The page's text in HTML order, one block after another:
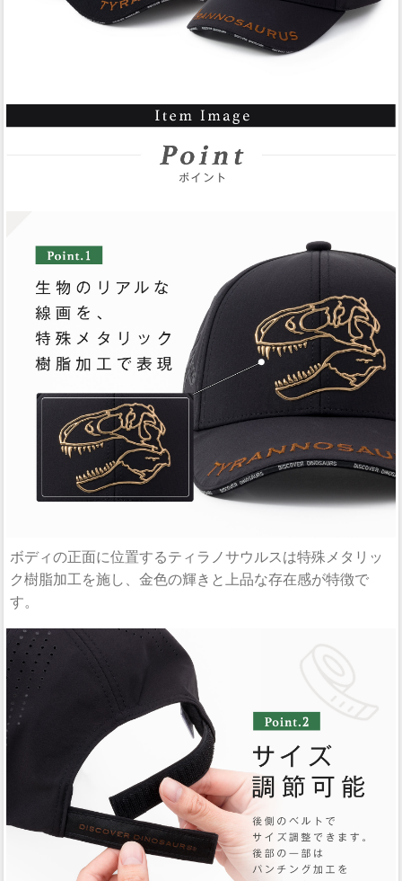
ボディの正面に位置するティラノサウルスは特殊メタリッ
ク樹脂加工を施し、金色の輝きと上品な存在感が特徴で
す。